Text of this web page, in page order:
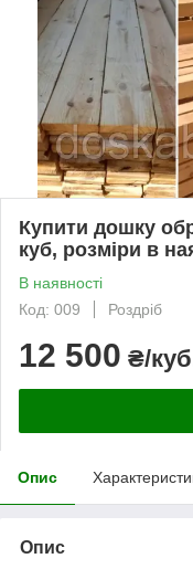
Купити дошку
куб, розміри в
В наявності
Код: 009
Роздріб
12 500 ₴/
Опис
Опис